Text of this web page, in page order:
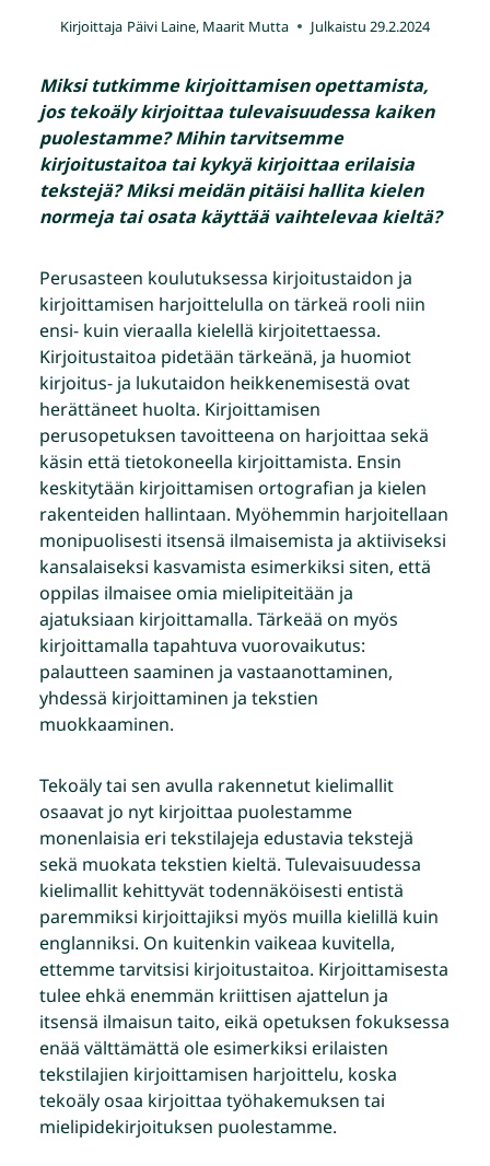
Kirjoittaja Päivi Laine, Maarit Mutta Julkaistu 29.2.2024
Miksi tutkimme kirjoittamisen opettamista,
jos tekoäly kirjoittaa tulevaisuudessa kaiken
puolestamme? Mihin tarvitsemme
kirjoitustaitoa tai kykyä kirjoittaa erilaisia
tekstejä? Miksi meidän pitäisi hallita kielen
normeja tai osata käyttää vaihtelevaa kieltä?
Perusasteen koulutuksessa kirjoitustaidon ja
kirjoittamisen harjoittelulla on tärkeä rooli niin
ensi- kuin vieraalla kielellä kirjoitettaessa.
Kirjoitustaitoa pidetään tärkeänä, ja huomiot
kirjoitus- ja lukutaidon heikkenemisestä ovat
herättäneet huolta. Kirjoittamisen
perusopetuksen tavoitteena on harjoittaa sekä
käsin että tietokoneella kirjoittamista. Ensin
keskitytään kirjoittamisen ortografian ja kielen
rakenteiden hallintaan. Myöhemmin harjoitellaan
monipuolisesti itsensä ilmaisemista ja aktiiviseksi
kansalaiseksi kasvamista esimerkiksi siten, että
oppilas ilmaisee omia mielipiteitään ja
ajatuksiaan kirjoittamalla. Tärkeää on myös
kirjoittamalla tapahtuva vuorovaikutus:
palautteen saaminen ja vastaanottaminen,
yhdessä kirjoittaminen ja tekstien
muokkaaminen.
Tekoäly tai sen avulla rakennetut kielimallit
osaavat jo nyt kirjoittaa puolestamme
monenlaisia eri tekstilajeja edustavia tekstejä
sekä muokata tekstien kieltä. Tulevaisuudessa
kielimallit kehittyvät todennäköisesti entistä
paremmiksi kirjoittajiksi myös muilla kielillä kuin
englanniksi. On kuitenkin vaikeaa kuvitella,
ettemme tarvitsisi kirjoitustaitoa. Kirjoittamisesta
tulee ehkä enemmän kriittisen ajattelun ja
itsensä ilmaisun taito, eikä opetuksen fokuksessa
enää välttämättä ole esimerkiksi erilaisten
tekstilajien kirjoittamisen harjoittelu, koska
tekoäly osaa kirjoittaa työhakemuksen tai
mielipidekirjoituksen puolestamme.